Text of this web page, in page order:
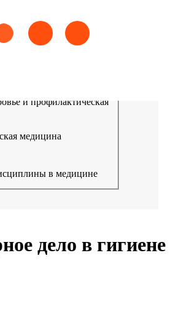
Эпидемиология Медицинская помощь
и профилактическая
медицина
в медицине
дело в гигиене